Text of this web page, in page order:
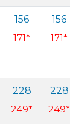
156
171*
156
171*
228
249*
228
249*